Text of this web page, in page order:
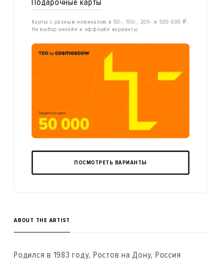
Подарочные карты
Карты с разным номиналом в 50-, 100-, 200- и 500 000 ₽.
На выбор онлайн и оффлайн варианты
ПОСМОТРЕТЬ ВАРИАНТЫ
ABOUT THE ARTIST
Родился в 1983 году, Ростов на Дону, Россия